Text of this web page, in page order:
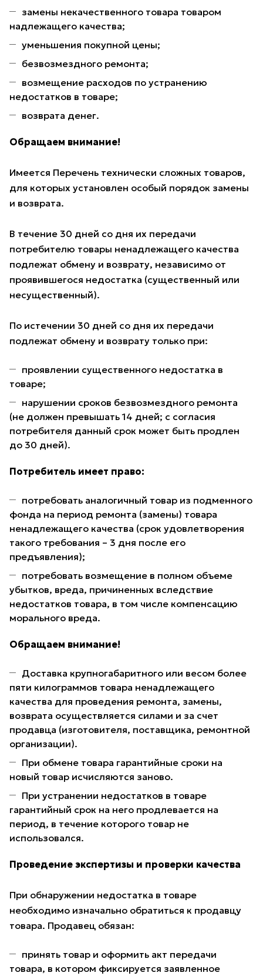
замены некачественного товара товаром
надлежащего качества;
уменьшения покупной цены;
безвозмездного ремонта;
возмещение расходов по устранению
недостатков в товаре;
возврата денег.
Обращаем внимание!
Имеется Перечень технически сложных товаров,
для которых установлен особый порядок замены
и возврата.
В течение 30 дней со дня их передачи
потребителю товары ненадлежащего качества
подлежат обмену и возврату, независимо от
проявившегося недостатка (существенный или
несущественный).
По истечении 30 дней со дня их передачи
подлежат обмену и возврату только при:
проявлении существенного недостатка в
товаре;
нарушении сроков безвозмездного ремонта
(не должен превышать 14 дней; с согласия
потребителя данный срок может быть продлен
до 30 дней).
Потребитель имеет право:
потребовать аналогичный товар из подменного
фонда на период ремонта (замены) товара
ненадлежащего качества (срок удовлетворения
такого требования – 3 дня после его
предъявления);
потребовать возмещение в полном объеме
убытков, вреда, причиненных вследствие
недостатков товара, в том числе компенсацию
морального вреда.
Обращаем внимание!
Доставка крупногабаритного или весом более
пяти килограммов товара ненадлежащего
качества для проведения ремонта, замены,
возврата осуществляется силами и за счет
продавца (изготовителя, поставщика, ремонтной
организации).
При обмене товара гарантийные сроки на
новый товар исчисляются заново.
При устранении недостатков в товаре
гарантийный срок на него продлевается на
период, в течение которого товар не
использовался.
Проведение экспертизы и проверки качества
При обнаружении недостатка в товаре
необходимо изначально обратиться к продавцу
товара. Продавец обязан:
принять товар и оформить акт передачи
товара, в котором фиксируется заявленное